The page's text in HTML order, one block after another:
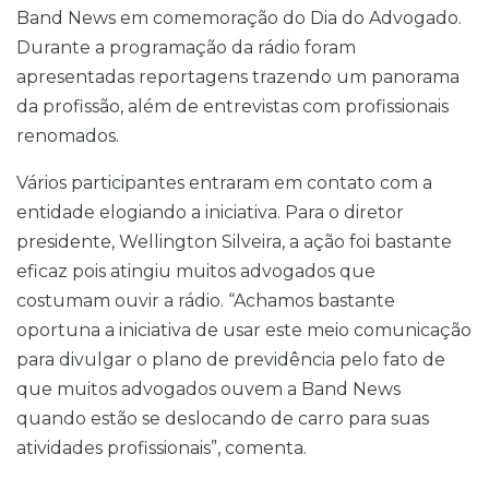
Band News em comemoração do Dia do Advogado.
Durante a programação da rádio foram
apresentadas reportagens trazendo um panorama
da profissão, além de entrevistas com profissionais
renomados.
Vários participantes entraram em contato com a
entidade elogiando a iniciativa. Para o diretor
presidente, Wellington Silveira, a ação foi bastante
eficaz pois atingiu muitos advogados que
costumam ouvir a rádio. “Achamos bastante
oportuna a iniciativa de usar este meio comunicação
para divulgar o plano de previdência pelo fato de
que muitos advogados ouvem a Band News
quando estão se deslocando de carro para suas
atividades profissionais”, comenta.